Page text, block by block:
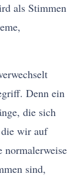
als Stimmen
Denn ein
die sich
die wir auf
normalerweise
sind,